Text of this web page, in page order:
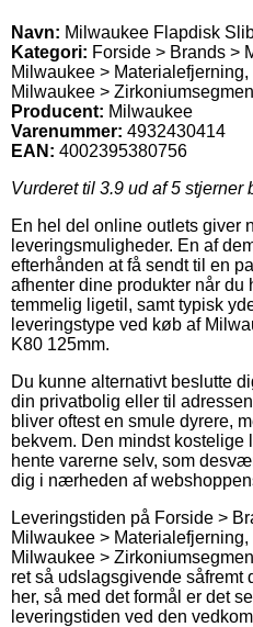
Navn: Milwaukee Flapdisk
Kategori: Forside > Brands >
Milwaukee >
Milwaukee >
Producent: Milwaukee
Varenummer: 4932430414
EAN: 4002395380756
Vurderet til 3.9 ud af 5 stjerner
En hel del online outlets giver
leveringsmuligheder. En af
efterhånden at få sendt til en
afhenter dine produkter når du
temmelig ligetil, samt typisk
leveringstype ved køb af
K80 125mm.
Du kunne alternativt beslutte
din privatbolig eller til
bliver oftest en smule dyrere,
bekvem. Den mindst kostelige
hente varerne selv, som
dig i nærheden af
Leveringstiden på Forside >
Milwaukee >
Milwaukee >
ret så udslagsgivende såfremt
her, så med det formål er det
leveringstiden ved den